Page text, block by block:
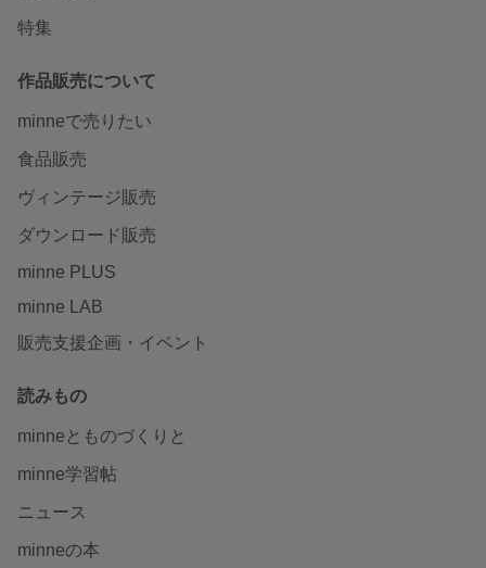
特集
作品販売について
minneで売りたい
食品販売
ヴィンテージ販売
ダウンロード販売
minne PLUS
minne LAB
販売支援企画・イベント
読みもの
minneとものづくりと
minne学習帖
ニュース
minneの本